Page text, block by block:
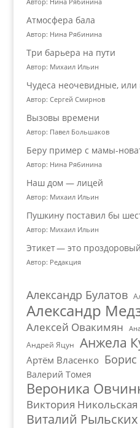
Атмосфера бала
Автор: Нина Рябинина
Три барьера на пути
Автор: Михаил Ильин
Чудеса неочевидные,
Автор: Сергей Смирнов
Вызовы времени
Автор: Павел Большаков
Беру пример с мамы-
Автор: Нина Рябинина
Наш дом — лицей
Автор: Михаил Ильин
Пушкину поставил бы
Автор: Михаил Ильин
Этикет — это
Автор: Редакция
Александр Булатов
Александр
Алексей Овакимян
Андрей Яцун Анжела
Артём Власенко
Валерий Томея
Вероника
Виктория Никольская
Виталий Рыльских